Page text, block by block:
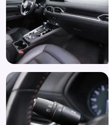
Radio
Regensensor
Rijstrooksensor met
Rondomzicht camera
Ruitensproeiers/
Schakelpaddles
Spraakbediening
Start/stop systeem
Stoel ventilatie voor